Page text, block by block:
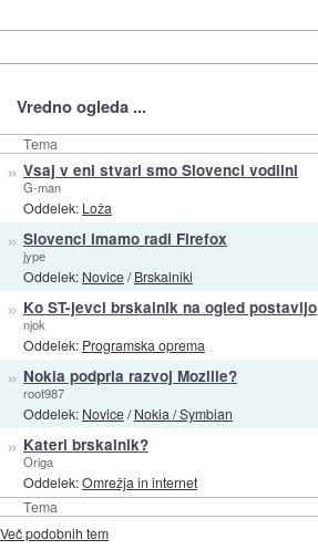
Vredno ogleda ...
Tema
Tema
» Vsaj v eni stvari smo Slovenci vodilni
G-man
Oddelek: Loža
» Slovenci imamo radi Firefox
jype
Oddelek: Novice/Brskalniki
» Ko ST-jevci brskalnik na ogled postavijo
njok
Oddelek: Programska oprema
» Nokia podprla razvoj Mozille?
root987
Oddelek: Novice/Nokia / Symbian
» Kateri brskalnik?
Origa
Oddelek:Omrežja in internet
Več podobnih tem